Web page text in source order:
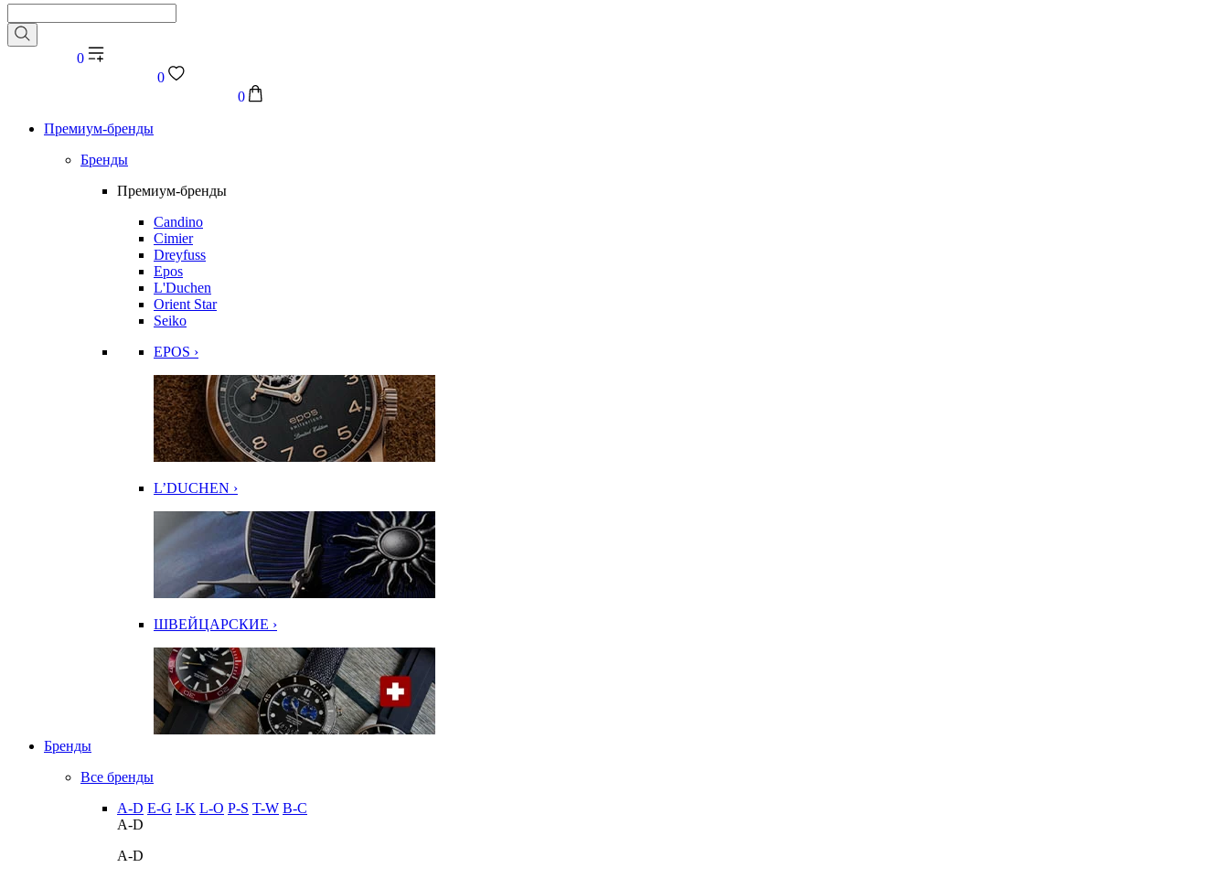
0
0
0
Премиум-бренды
Бренды
Премиум-бренды
Candino
Cimier
Dreyfuss
Epos
L'Duchen
Orient Star
Seiko
EPOS ›
L’DUCHEN ›
ШВЕЙЦАРСКИЕ ›
Бренды
Все бренды
A-D E-G I-K L-O P-S T-W В-С
A-D
A-D